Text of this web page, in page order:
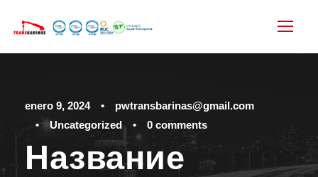
enero 9, 2024 •
pwtransbarinas@gmail.com
•
Uncategorized • 0 comments
Название